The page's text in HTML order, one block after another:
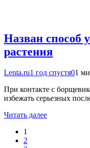
Назван способ
растения
Lenta.ru1 год спустя01
При контакте с
избежать серьезных
Читать далее
1
2